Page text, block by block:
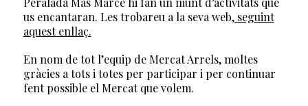
us encantaran. Les trobareu a la seva web, seguint
aquest enllaç.
En nom de tot l’equip de Mercat Arrels, moltes
gràcies a tots i totes per participar i per continuar
fent possible el Mercat que volem.